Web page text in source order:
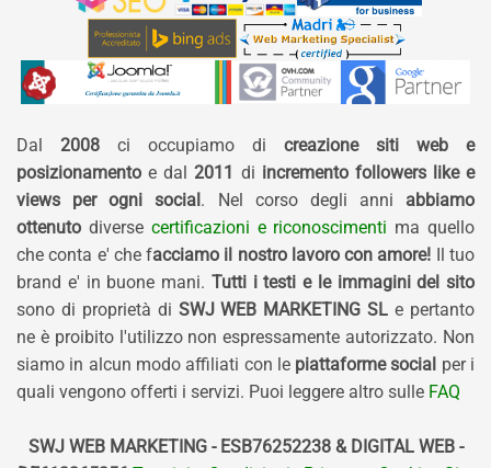
Dal 2008 ci occupiamo di creazione siti web e
posizionamento e dal 2011 di incremento followers like e
views per ogni social. Nel corso degli anni abbiamo
ottenuto diverse certificazioni e riconoscimenti ma quello
che conta e' che facciamo il nostro lavoro con amore! Il tuo
brand e' in buone mani. Tutti i testi e le immagini del sito
sono di proprietà di SWJ WEB MARKETING SL e pertanto
ne è proibito l'utilizzo non espressamente autorizzato. Non
siamo in alcun modo affiliati con le piattaforme social per i
quali vengono offerti i servizi. Puoi leggere altro sulle FAQ
SWJ WEB MARKETING - ESB76252238 & DIGITAL WEB -